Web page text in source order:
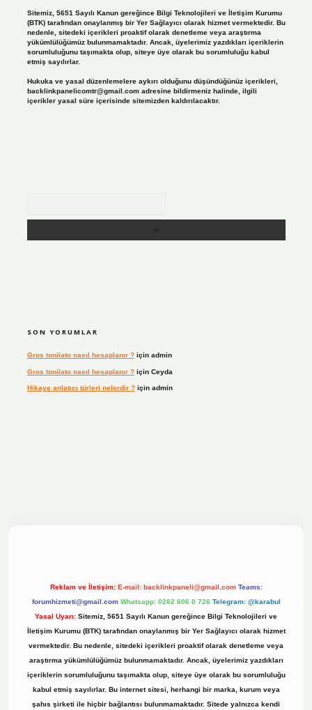
Sitemiz, 5651 Sayılı Kanun gereğince Bilgi Teknolojileri ve İletişim Kurumu
(BTK) tarafından onaylanmış bir Yer Sağlayıcı olarak hizmet vermektedir. Bu
nedenle, sitedeki içerikleri proaktif olarak denetleme veya araştırma
yükümlülüğümüz bulunmamaktadır. Ancak, üyelerimiz yazdıkları içeriklerin
sorumluluğunu taşımakta olup, siteye üye olarak bu sorumluluğu kabul
etmiş sayılırlar.
Hukuka ve yasal düzenlemelere aykırı olduğunu düşündüğünüz içerikleri,
backlinkpanelicomtr@gmail.comadresine bildirmeniz halinde, ilgili
içerikler yasal süre içerisinde sitemizden kaldırılacaktır.
SON YORUMLAR
Gros tonilato nasıl hesaplanır ?için admin
Gros tonilato nasıl hesaplanır ?için Ceyda
Hikaye anlatıcı türleri nelerdir ?için admin
Reklam ve İletişim: E-mail: backlinkpaneli@gmail.com Teams:
forumhizmeti@gmail.com Whatsapp: 0262 606 0 726 Telegram: @karabul
Yasal Uyarı: Sitemiz, 5651 Sayılı Kanun gereğince Bilgi Teknolojileri ve
İletişim Kurumu (BTK) tarafından onaylanmış bir Yer Sağlayıcı olarak hizmet
vermektedir. Bu nedenle, sitedeki içerikleri proaktif olarak denetleme veya
araştırma yükümlülüğümüz bulunmamaktadır. Ancak, üyelerimiz yazdıkları
içeriklerin sorumluluğunu taşımakta olup, siteye üye olarak bu sorumluluğu
kabul etmiş sayılırlar. Bu internet sitesi, herhangi bir marka, kurum veya
şahıs şirketi ile hiçbir bağlantısı bulunmamaktadır. Sitede yalnızca kendi